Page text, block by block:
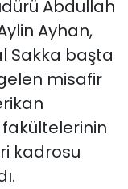
Abdullah
Ayhan,
Sakka başta
misafir
fakültelerinin
kadrosu